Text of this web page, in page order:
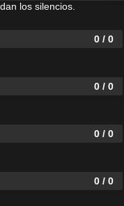
los silencios.
0 / 0
0 / 0
0 / 0
0 / 0